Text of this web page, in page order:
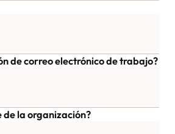
de correo electrónico de trabajo?
de la organización?